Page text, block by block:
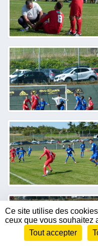
Envie de participer ?
Ce site utilise des
ceux que vous souhaitez
Tout accepter